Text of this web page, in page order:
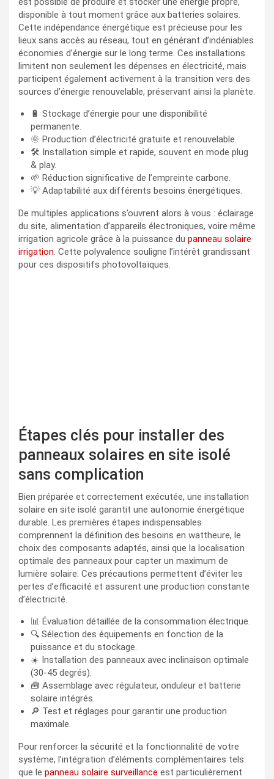
disponible à tout moment grâce aux batteries solaires.
Cette indépendance énergétique est précieuse pour les
lieux sans accès au réseau, tout en générant d’indéniables
économies d’énergie sur le long terme. Ces installations
limitent non seulement les dépenses en électricité, mais
participent également activement à la transition vers des
sources d’énergie renouvelable, préservant ainsi la planète.
🔋 Stockage d’énergie pour une disponibilité
permanente.
🌞 Production d’électricité gratuite et renouvelable.
🛠️ Installation simple et rapide, souvent en mode plug
& play.
🌱 Réduction significative de l’empreinte carbone.
💡 Adaptabilité aux différents besoins énergétiques.
De multiples applications s’ouvrent alors à vous : éclairage
du site, alimentation d’appareils électroniques, voire même
irrigation agricole grâce à la puissance du panneau solaire
irrigation. Cette polyvalence souligne l’intérêt grandissant
pour ces dispositifs photovoltaïques.
Étapes clés pour installer des
panneaux solaires en site isolé
sans complication
Bien préparée et correctement exécutée, une installation
solaire en site isolé garantit une autonomie énergétique
durable. Les premières étapes indispensables
comprennent la définition des besoins en wattheure, le
choix des composants adaptés, ainsi que la localisation
optimale des panneaux pour capter un maximum de
lumière solaire. Ces précautions permettent d’éviter les
pertes d’efficacité et assurent une production constante
d’électricité.
📊 Évaluation détaillée de la consommation électrique.
🔍 Sélection des équipements en fonction de la
puissance et du stockage.
☀️ Installation des panneaux avec inclinaison optimale
(30-45 degrés).
🧰 Assemblage avec régulateur, onduleur et batterie
solaire intégrés.
🔎 Test et réglages pour garantir une production
maximale.
Pour renforcer la sécurité et la fonctionnalité de votre
système, l’intégration d’éléments complémentaires tels
que le panneau solaire surveillance est particulièrement